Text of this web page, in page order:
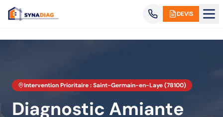
DEVIS
Intervention Prioritaire :Saint-Germain-en-Laye(78100)
Diagnostic Amiante
Panneau de gestion des cookies